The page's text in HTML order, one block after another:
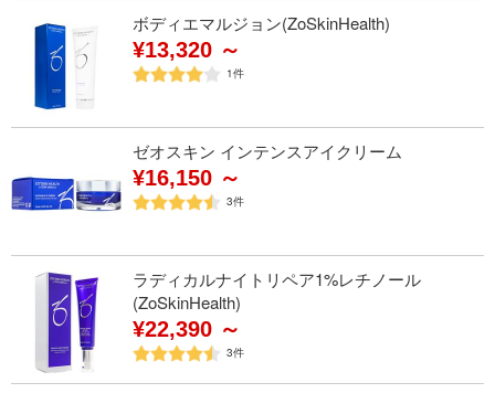
ボディエマルジョン(ZoSkinHealth)
¥13,320 ～
1件
ゼオスキン インテンスアイクリーム
¥16,150 ～
3件
ラディカルナイトリペア1%レチノール
(ZoSkinHealth)
¥22,390 ～
3件